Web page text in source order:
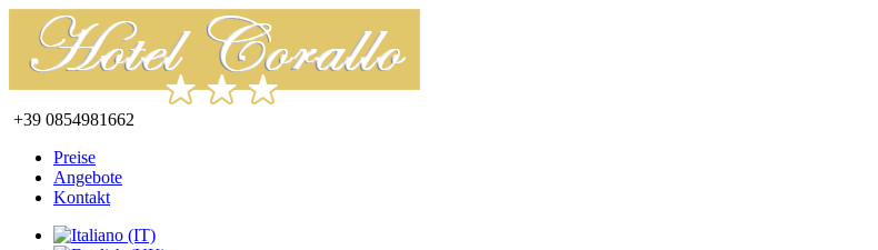
+39 0854981662
Preise
Angebote
Kontakt